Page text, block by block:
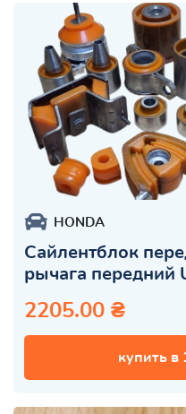
HONDA
Сайлентблок
рычага передний
2205.00 ₴
купить в